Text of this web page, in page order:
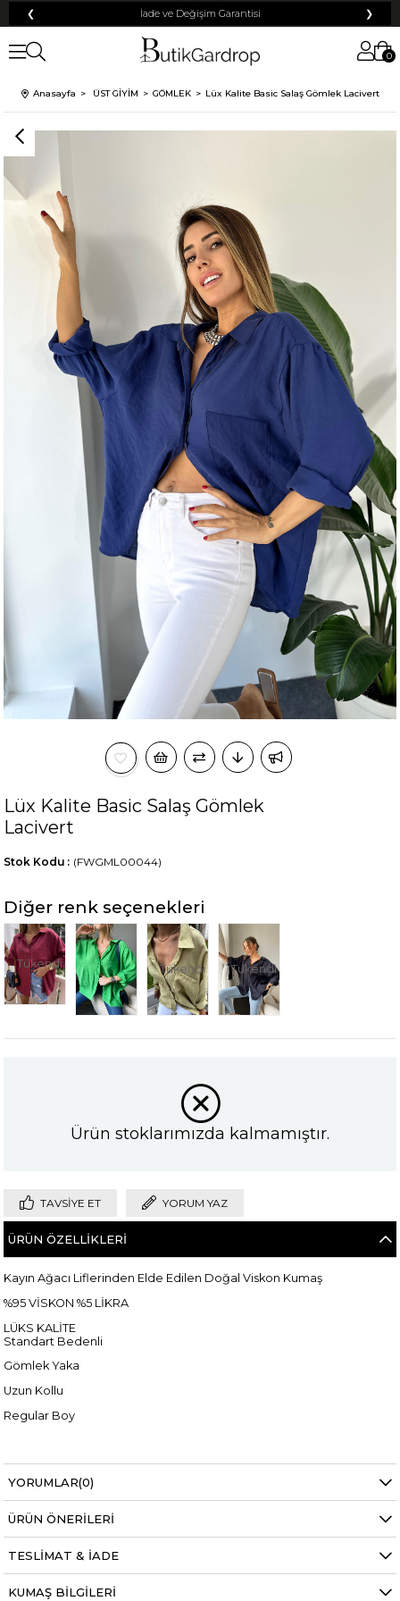
❮ Tüm Kredi Kartlarına +12 Taksit İmkanı! ❯
0
Anasayfa ÜST GİYİM GÖMLEK Lüx Kalite Basic Salaş Gömlek Lacivert
Lüx Kalite Basic Salaş Gömlek
Lacivert
(FWGML00044)
Stok Kodu
Diğer renk seçenekleri
Tükendi Tükendi Tükendi
Ürün stoklarımızda kalmamıştır.
TAVSIYE ET YORUM YAZ
ÜRÜN ÖZELLIKLERI
Kayın Ağacı Liflerinden Elde Edilen Doğal Viskon Kumaş
%95 VİSKON %5 LİKRA
LÜKS KALİTE
Standart Bedenli
Gömlek Yaka
Uzun Kollu
Regular Boy
Manken ölçüleri ise;
Mankenimiz S beden giymiştir
Bel 63 cm
Alt karın 76 cm
Boy 1.68 cm
YORUMLAR(0)
ÜRÜN ÖNERILERI
TESLIMAT & İADE
KUMAŞ BILGILERI